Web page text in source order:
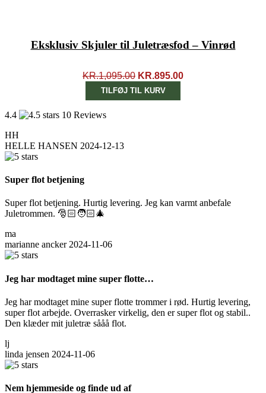
Eksklusiv Skjuler til Juletræsfod – Vinrød
KR.1,095.00 DEN
OPRINDELIGE
PRIS
KR.895.00DEN
TILFØJ TIL KURV
4.4
10 Reviews
HH
HELLE HANSEN 2024-12-13
Super flot betjening
Super flot betjening. Hurtig levering. Jeg kan varmt anbefale
Juletrommen. 🎅🏻🧑🏻‍🎄
ma
marianne ancker 2024-11-06
Jeg har modtaget mine super flotte…
Jeg har modtaget mine super flotte trommer i rød. Hurtig levering,
super flot arbejde. Overrasker virkelig, den er super flot og stabil..
Den klæder mit juletræ sååå flot.
lj
linda jensen 2024-11-06
Nem hjemmeside og finde ud af